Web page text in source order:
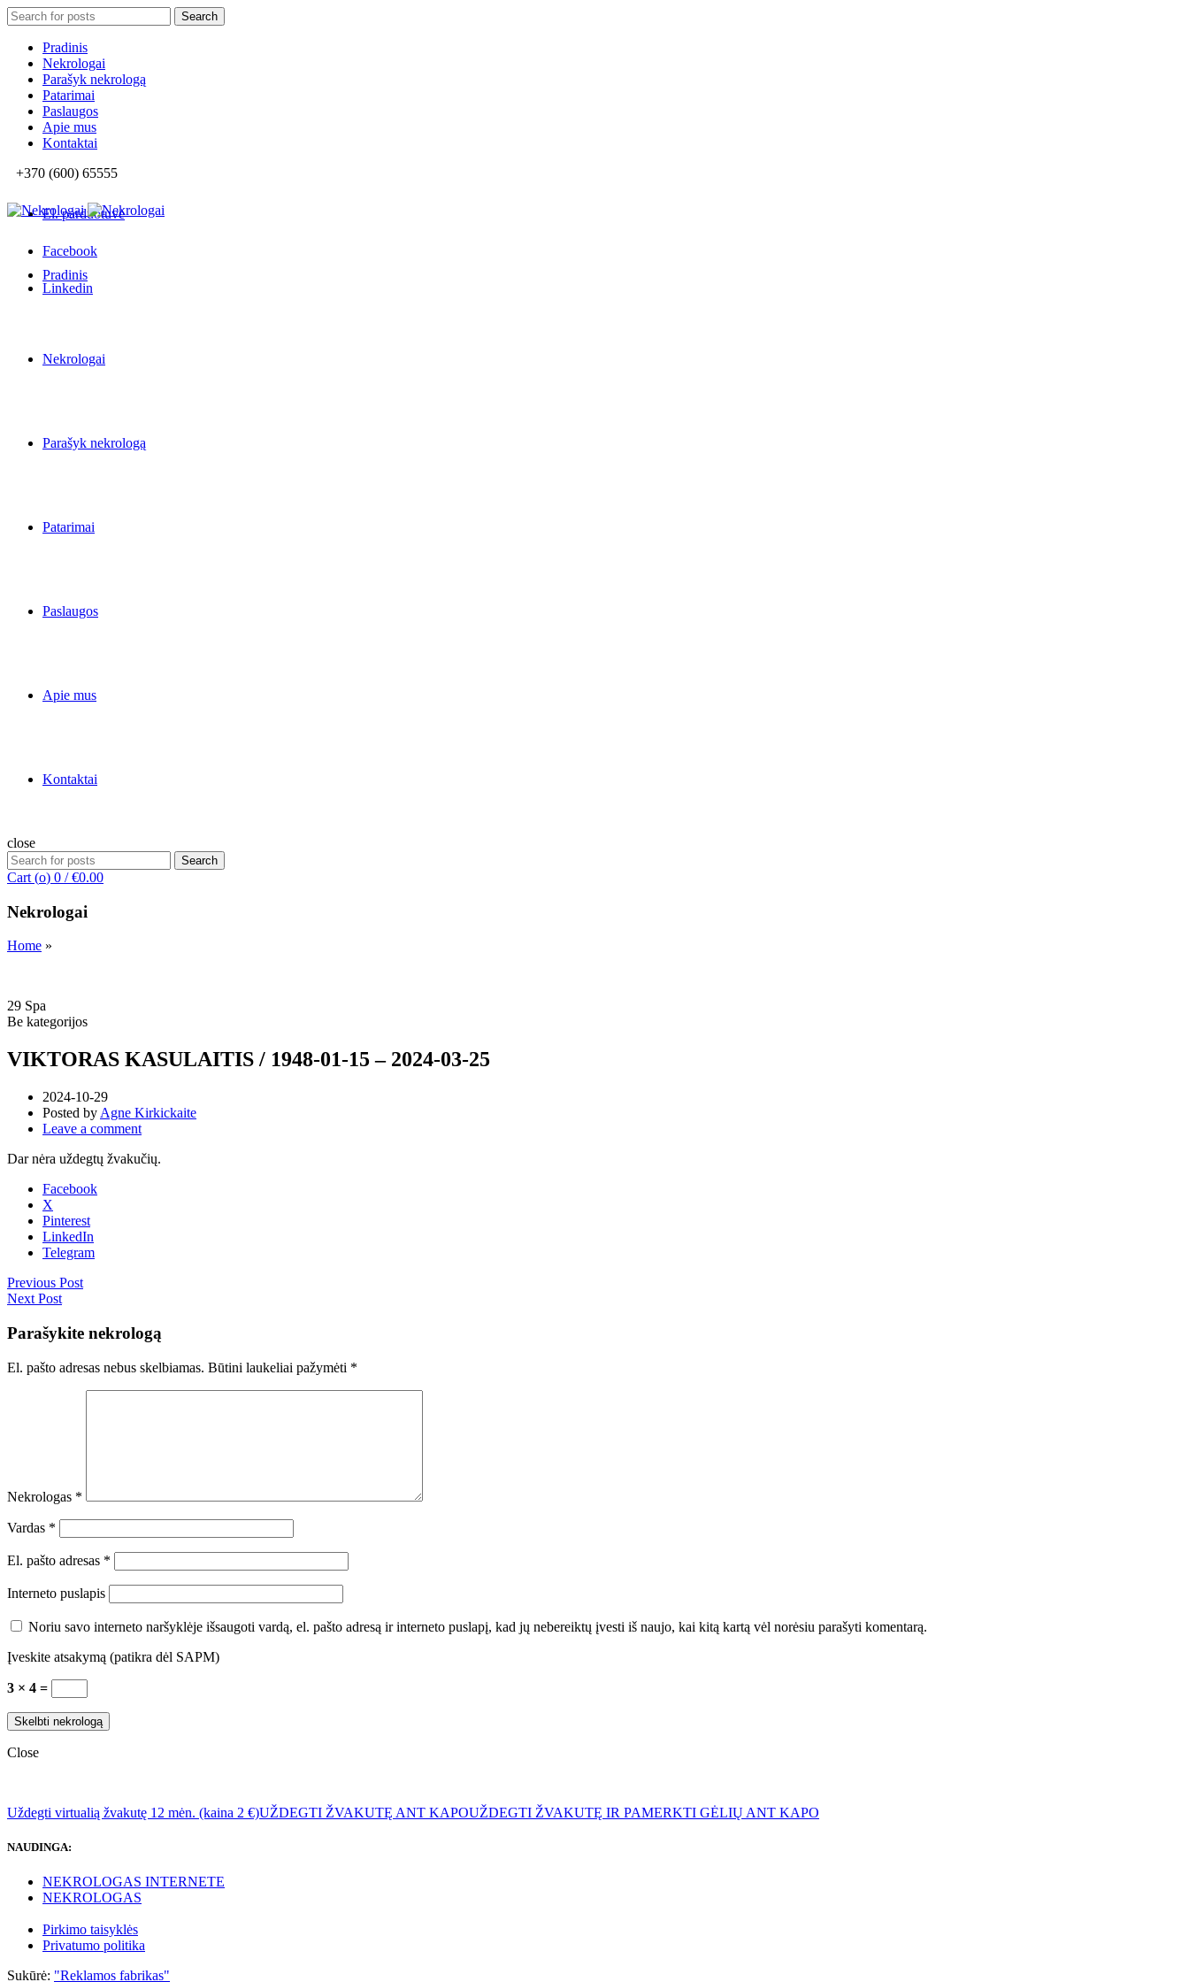
Search
for:
Search
Pradinis
Nekrologai
Parašyk nekrologą
Patarimai
Paslaugos
Apie mus
Kontaktai
+370 (600) 65555
El. parduotuvė
Facebook
Linkedin
Pradinis
Nekrologai
Parašyk nekrologą
Patarimai
Paslaugos
Apie mus
Kontaktai
close
Search
for:
Search
Cart (o) 0 / €0.00
Nekrologai
Home »
29 Spa
Be kategorijos
VIKTORAS KASULAITIS / 1948-01-15 – 2024-03-25
2024-10-29
Posted by Agne Kirkickaite
Leave a comment
Dar nėra uždegtų žvakučių.
Facebook
X
Pinterest
LinkedIn
Telegram
Previous Post
Next Post
Parašykite nekrologą
El. pašto adresas nebus skelbiamas. Būtini laukeliai pažymėti *
Nekrologas *
Vardas *
El. pašto adresas *
Interneto puslapis
Noriu savo interneto naršyklėje išsaugoti vardą, el. pašto adresą ir interneto puslapį, kad jų nebereiktų įvesti iš naujo, kai kitą kartą vėl norėsiu parašyti komentarą.
Įveskite atsakymą (patikra dėl SAPM)
3 × 4 =
Close
Uždegti virtualią žvakutę 12 mėn. (kaina 2 €)UŽDEGTI ŽVAKUTĘ ANT KAPOUŽDEGTI ŽVAKUTĘ IR PAMERKTI GĖLIŲ ANT KAPO
NAUDINGA:
NEKROLOGAS INTERNETE
NEKROLOGAS
Pirkimo taisyklės
Privatumo politika
Sukūrė: "Reklamos fabrikas"